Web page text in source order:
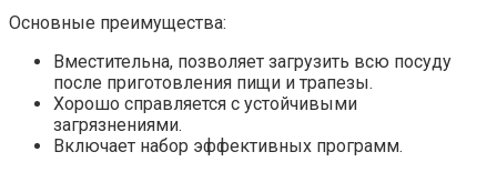
Основные преимущества:
Вместительна, позволяет загрузить всю посуду
после приготовления пищи и трапезы.
Хорошо справляется с устойчивыми
загрязнениями.
Включает набор эффективных программ.